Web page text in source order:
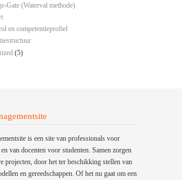
Gate (Waterval methode)
en competentieprofiel
(5)
is een site van professionals voor
van docenten voor studenten. Samen zorgen
projecten, door het ter beschikking stellen van
en gereedschappen. Of het nu gaat om een